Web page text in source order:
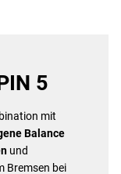
5
mit
Balance
und
Bremsen bei